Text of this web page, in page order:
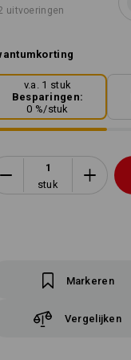
uitvoeringen
v.a. 1 stuk
Besparingen:
0 %/stuk
stuk
Markeren
Vergelijken